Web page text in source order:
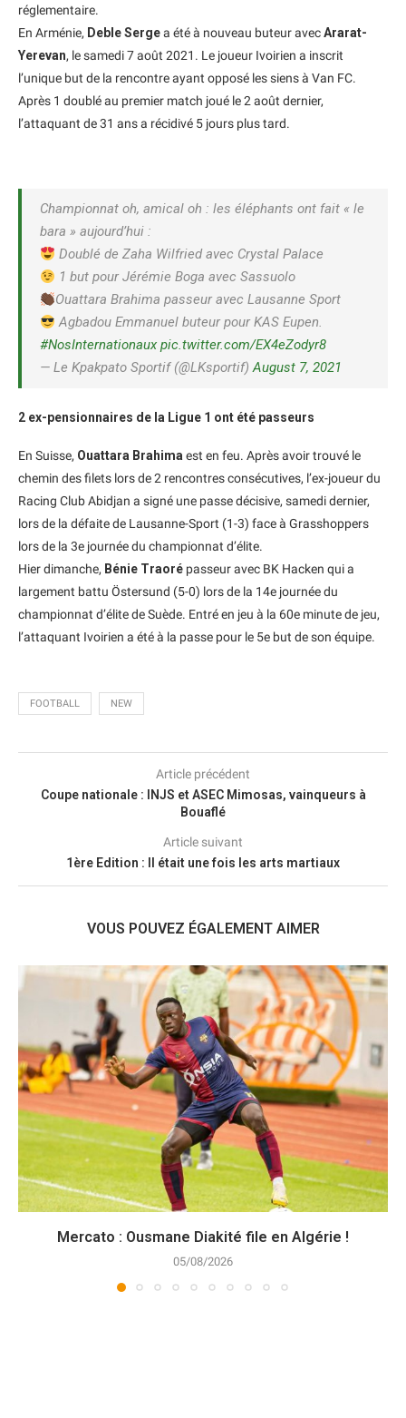
réglementaire.
En Arménie, Deble Sergea été à nouveau buteur avecArarat-
Yerevan, le samedi 7 août 2021. Le joueur Ivoirien a inscrit
l’unique but de la rencontre ayant opposé les siens à Van FC.
Après 1 doublé au premier match joué le 2 août dernier,
l’attaquant de 31 ans a récidivé 5 jours plus tard.
Championnat oh, amical oh : les éléphants ont fait « le
bara » aujourd’hui :
Doublé de Zaha Wilfried avec Crystal Palace
1 but pour Jérémie Boga avec Sassuolo
Ouattara Brahima passeur avec Lausanne Sport
Agbadou Emmanuel buteur pour KAS Eupen.
#NosInternationaux pic.twitter.com/EX4eZodyr8
— Le Kpakpato Sportif (@LKsportif)August 7, 2021
2 ex-pensionnaires de la Ligue 1 ont été passeurs
En Suisse, Ouattara Brahima est en feu. Après avoir trouvé le
chemin des filets lors de 2 rencontres consécutives, l’ex-joueur du
Racing Club Abidjan a signé une passe décisive, samedi dernier,
lors de la défaite de Lausanne-Sport (1-3) face à Grasshoppers
lors de la 3e journée du championnat d’élite.
Hier dimanche, Bénie Traoré passeur avec BK Hacken qui a
largement battu Östersund (5-0) lors de la 14e journée du
championnat d’élite de Suède. Entré en jeu à la 60e minute de jeu,
l’attaquant Ivoirien a été à la passe pour le 5e but de son équipe.
FOOTBALL NEW
Article précédent
Coupe nationale : INJS et ASEC Mimosas, vainqueurs à
Bouaflé
Article suivant
1ère Edition : Il était une fois les arts martiaux
VOUS POUVEZ ÉGALEMENT AIMER
Mercato : Ousmane Diakité file en Algérie !
05/08/2026